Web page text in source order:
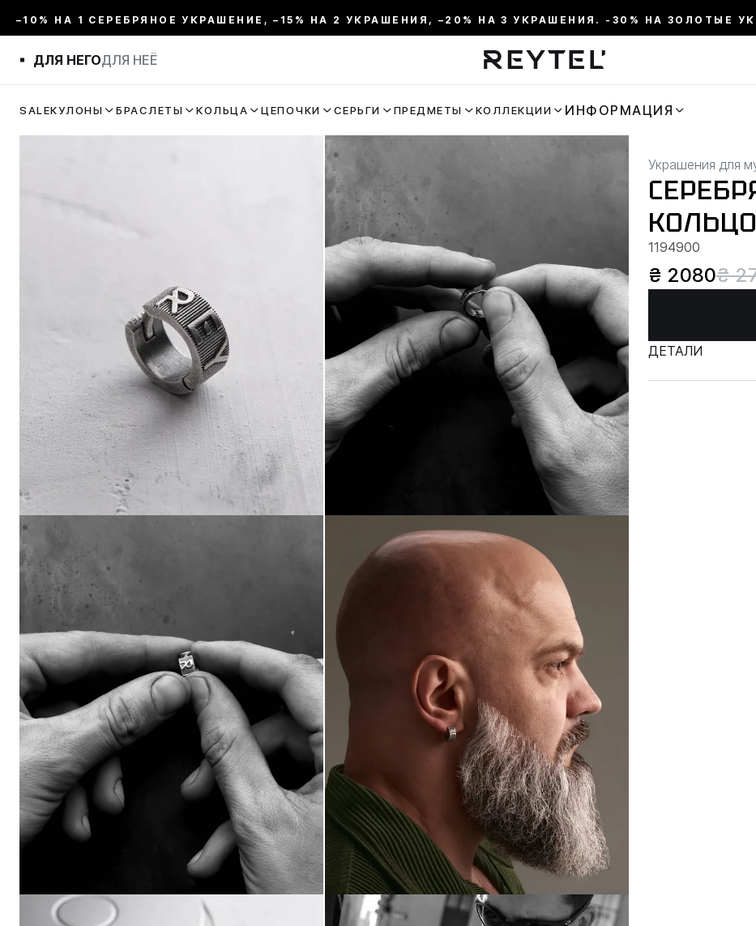
–10% НА 1 СЕРЕБРЯНОЕ УКРАШЕНИЕ, –15% НА 2 УКРАШЕНИЯ, –20% НА 3 УКРАШЕНИЯ. -30% НА ЗОЛОТЫЕ
ДЛЯ НЕГОДЛЯ НЕЁ
SALEКУЛОНЫ БРАСЛЕТЫ КОЛЬЦА ЦЕПОЧКИ СЕРЬГИ ПРЕДМЕТЫ КОЛЛЕКЦИИ ИНФОРМАЦИЯ
Украшения для
КОЛЬЦО
1194900
₴ 2080₴
ДЕТАЛИ